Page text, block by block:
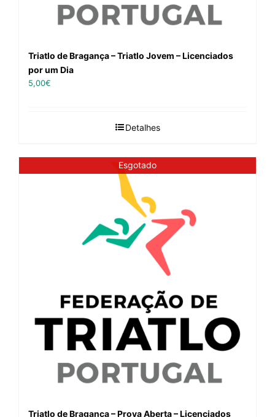
Triatlo de Bragança – Triatlo Jovem – Licenciados
por um Dia
5,00€
Detalhes
Esgotado
Triatlo de Bragança – Prova Aberta – Licenciados